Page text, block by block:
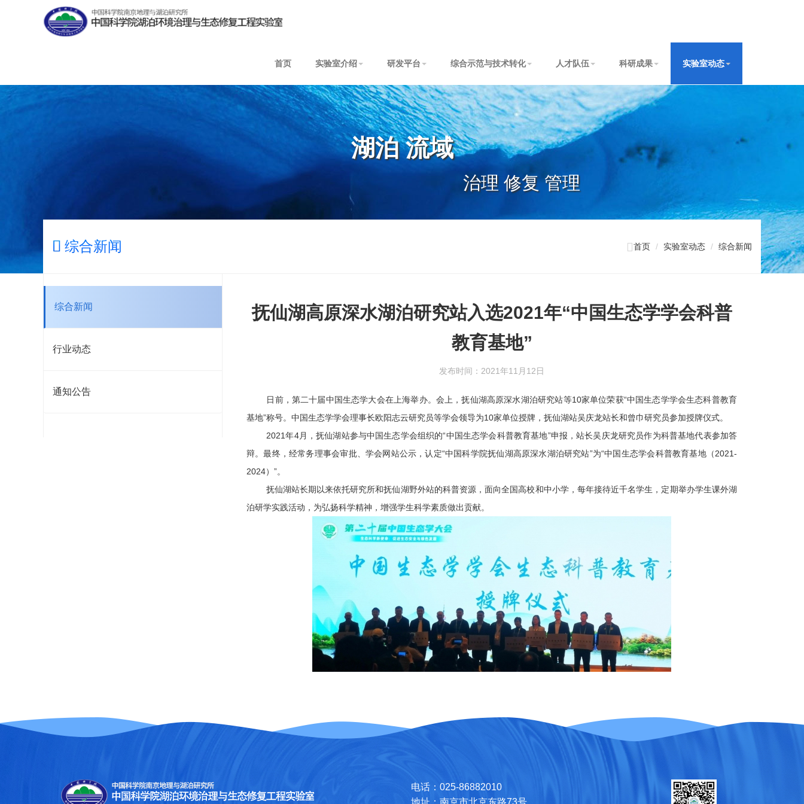
首页 实验室介绍 研发平台 综合示范与技术转化 人才队伍 科研成果 实验室动态
湖泊 流域
治理 修复 管理
 综合新闻 首页 实验室动态 综合新闻
综合新闻
行业动态
通知公告
抚仙湖高原深水湖泊研究站入选2021年“中国生态学学会科普
教育基地”
发布时间：2021年11月12日
日前，第二十届中国生态学大会在上海举办。会上，抚仙湖高原深水湖泊研究站等10家单位荣获“中国生态学学会生态科普教育
基地”称号。中国生态学学会理事长欧阳志云研究员等学会领导为10家单位授牌，抚仙湖站吴庆龙站长和曾巾研究员参加授牌仪式。
2021年4月，抚仙湖站参与中国生态学会组织的“中国生态学会科普教育基地”申报，站长吴庆龙研究员作为科普基地代表参加答
辩。最终，经常务理事会审批、学会网站公示，认定“中国科学院抚仙湖高原深水湖泊研究站”为“中国生态学会科普教育基地（2021-
2024）”。
抚仙湖站长期以来依托研究所和抚仙湖野外站的科普资源，面向全国高校和中小学，每年接待近千名学生，定期举办学生课外湖
泊研学实践活动，为弘扬科学精神，增强学生科学素质做出贡献。
电话：025-86882010
地址：南京市北京东路73号